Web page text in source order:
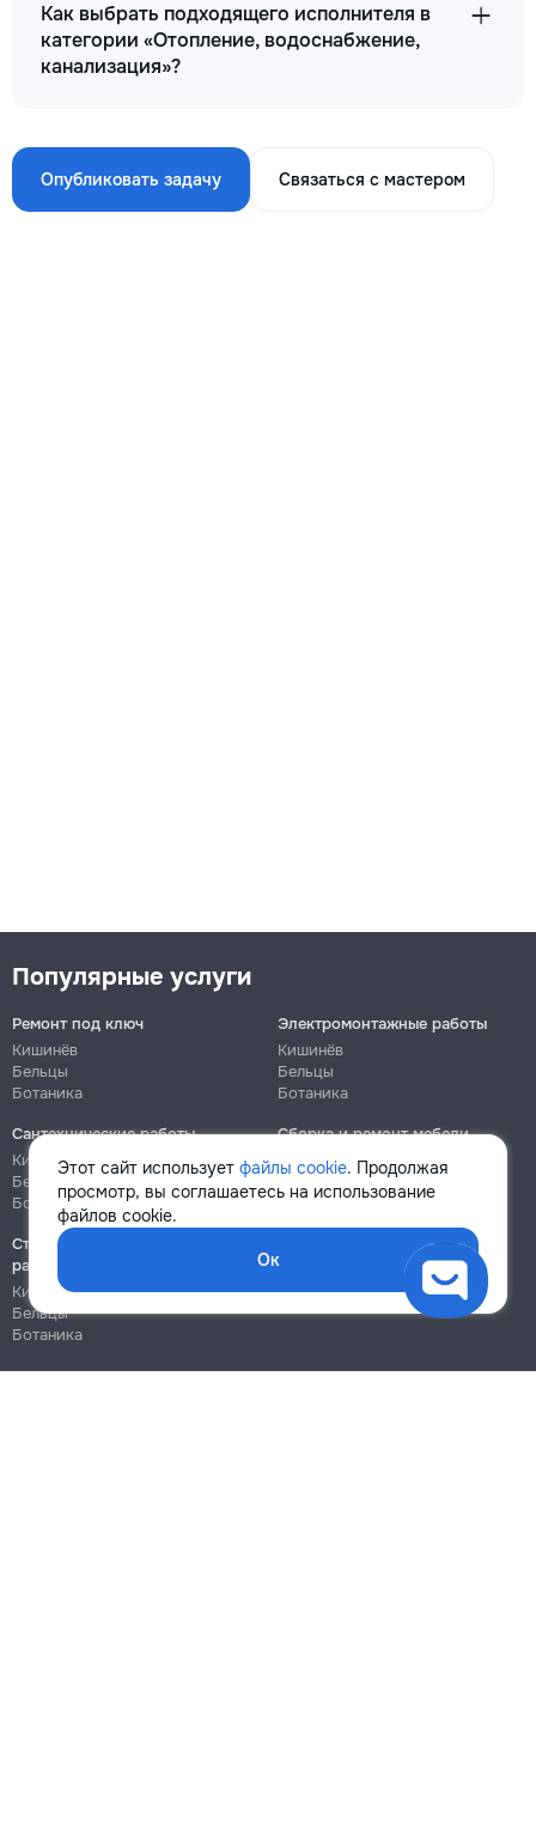
Как выбрать подходящего исполнителя в
категории «Отопление, водоснабжение,
канализация»?
Опубликовать задачу Связаться с мастером
Этот сайт использует файлы cookie. Продолжая
просмотр, вы соглашаетесь на использование
файлов cookie.
Ок
Популярные услуги
Ремонт под ключ
Кишинёв
Бельцы
Ботаника
Электромонтажные работы
Кишинёв
Бельцы
Ботаника
Сантехнические работы
Кишинёв
Бельцы
Ботаника
Сборка и ремонт мебели
Кишинёв
Ботаника
Строительно-монтажные
работы
Кишинёв
Бельцы
Ботаника